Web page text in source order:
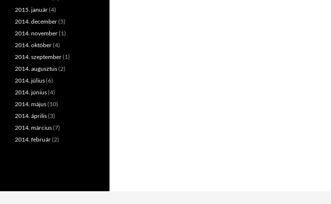
2015. január(4)
2014. december(5)
2014. november(1)
2014. október(4)
2014. szeptember(1)
2014. augusztus(2)
2014. július(6)
2014. június(4)
2014. május(10)
2014. április(3)
2014. március(7)
2014. február(2)